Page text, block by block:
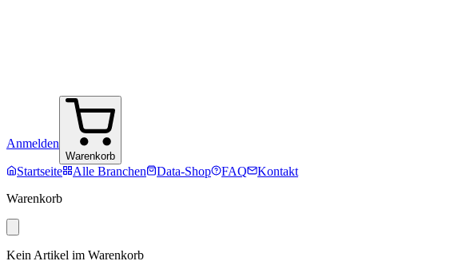
Anmelden
Warenkorb
Startseite Alle Branchen Data-Shop FAQ
Kontakt
Warenkorb
Kein Artikel im Warenkorb